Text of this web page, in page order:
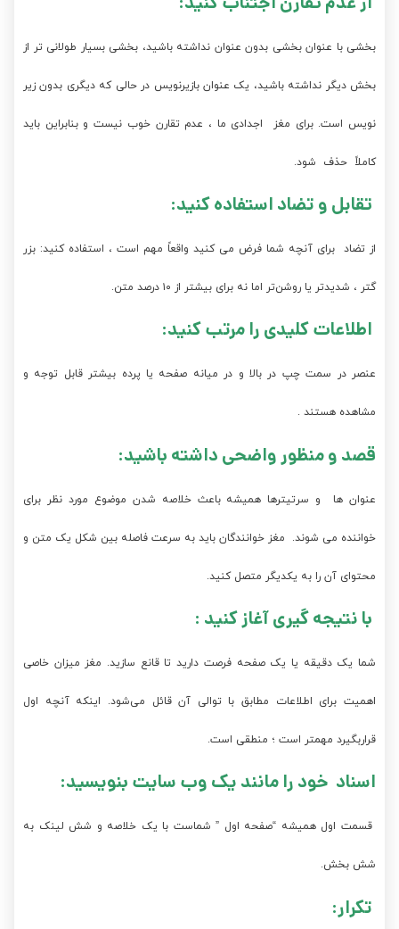
بخشی با عنوان بخشی بدون عنوان نداشته باشید، بخشی بسیار طولانی تر از
بخش دیگر نداشته باشید، یک عنوان بازیرنویس در حالی که دیگری بدون زیر
نویس است. برای مغز اجدادی ما ، عدم تقارن خوب نیست و بنابراین باید
کاملاً حذف شود.
تقابل و تضاد استفاده کنید:
از تضاد برای آنچه شما فرض می کنید واقعاً مهم است ، استفاده کنید: بزر
گتر ، شدیدتر یا روشن‌تر اما نه برای بیشتر از ۱۰ درصد متن.
اطلاعات کلیدی را مرتب کنید:
عنصر در سمت چپ در بالا و در میانه صفحه یا پرده بیشتر قابل توجه و
مشاهده هستند .
قصد و منظور واضحی داشته باشید:
عنوان ها و سرتیترها همیشه باعث خلاصه شدن موضوع مورد نظر برای
خواننده می شوند. مغز خوانندگان باید به سرعت فاصله بین شکل یک متن و
محتوای آن را به یکدیگر متصل کنید.
با نتیجه گیری آغاز کنید :
شما یک دقیقه یا یک صفحه فرصت دارید تا قانع سازید. مغز میزان خاصی
اهمیت برای اطلاعات مطابق با توالی آن قائل می‌شود. اینکه آنچه اول
قراربگیرد مهمتر است ؛ منطقی است.
اسناد خود را مانند یک وب سایت بنویسید:
قسمت اول همیشه “صفحه اول ” شماست با یک خلاصه و شش لینک به
شش بخش.
تکرار: